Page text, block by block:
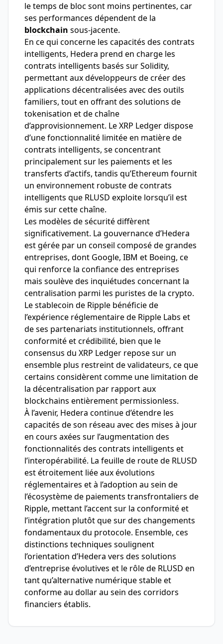
le temps de bloc sont moins pertinentes, car
ses performances dépendent de la
blockchain sous-jacente.
En ce qui concerne les capacités des contrats
intelligents, Hedera prend en charge les
contrats intelligents basés sur Solidity,
permettant aux développeurs de créer des
applications décentralisées avec des outils
familiers, tout en offrant des solutions de
tokenisation et de chaîne
d’approvisionnement. Le XRP Ledger dispose
d’une fonctionnalité limitée en matière de
contrats intelligents, se concentrant
principalement sur les paiements et les
transferts d’actifs, tandis qu’Ethereum fournit
un environnement robuste de contrats
intelligents que RLUSD exploite lorsqu’il est
émis sur cette chaîne.
Les modèles de sécurité diffèrent
significativement. La gouvernance d’Hedera
est gérée par un conseil composé de grandes
entreprises, dont Google, IBM et Boeing, ce
qui renforce la confiance des entreprises
mais soulève des inquiétudes concernant la
centralisation parmi les puristes de la crypto.
Le stablecoin de Ripple bénéficie de
l’expérience réglementaire de Ripple Labs et
de ses partenariats institutionnels, offrant
conformité et crédibilité, bien que le
consensus du XRP Ledger repose sur un
ensemble plus restreint de validateurs, ce que
certains considèrent comme une limitation de
la décentralisation par rapport aux
blockchains entièrement permissionless.
À l’avenir, Hedera continue d’étendre les
capacités de son réseau avec des mises à jour
en cours axées sur l’augmentation des
fonctionnalités des contrats intelligents et
l’interopérabilité. La feuille de route de RLUSD
est étroitement liée aux évolutions
réglementaires et à l’adoption au sein de
l’écosystème de paiements transfrontaliers de
Ripple, mettant l’accent sur la conformité et
l’intégration plutôt que sur des changements
fondamentaux du protocole. Ensemble, ces
distinctions techniques soulignent
l’orientation d’Hedera vers des solutions
d’entreprise évolutives et le rôle de RLUSD en
tant qu’alternative numérique stable et
conforme au dollar au sein des corridors
financiers établis.